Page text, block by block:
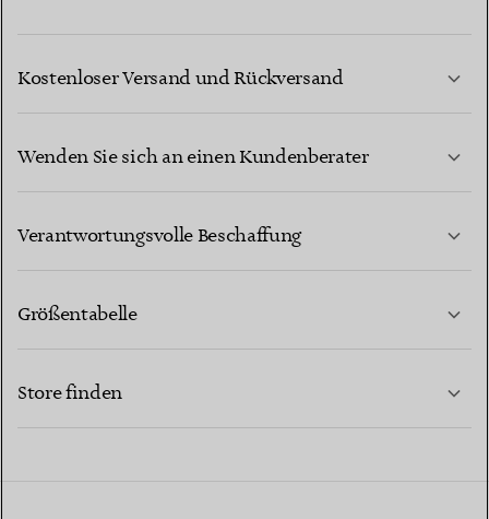
Kostenloser Versand und Rückversand
Wenden Sie sich an einen Kundenberater
Verantwortungsvolle Beschaffung
Größentabelle
Store finden